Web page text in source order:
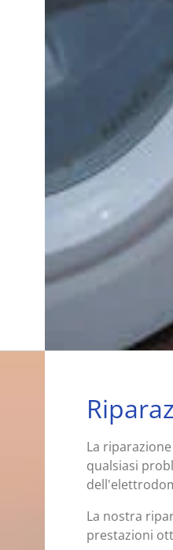
La
qualsiasi
La nostra
prestazioni